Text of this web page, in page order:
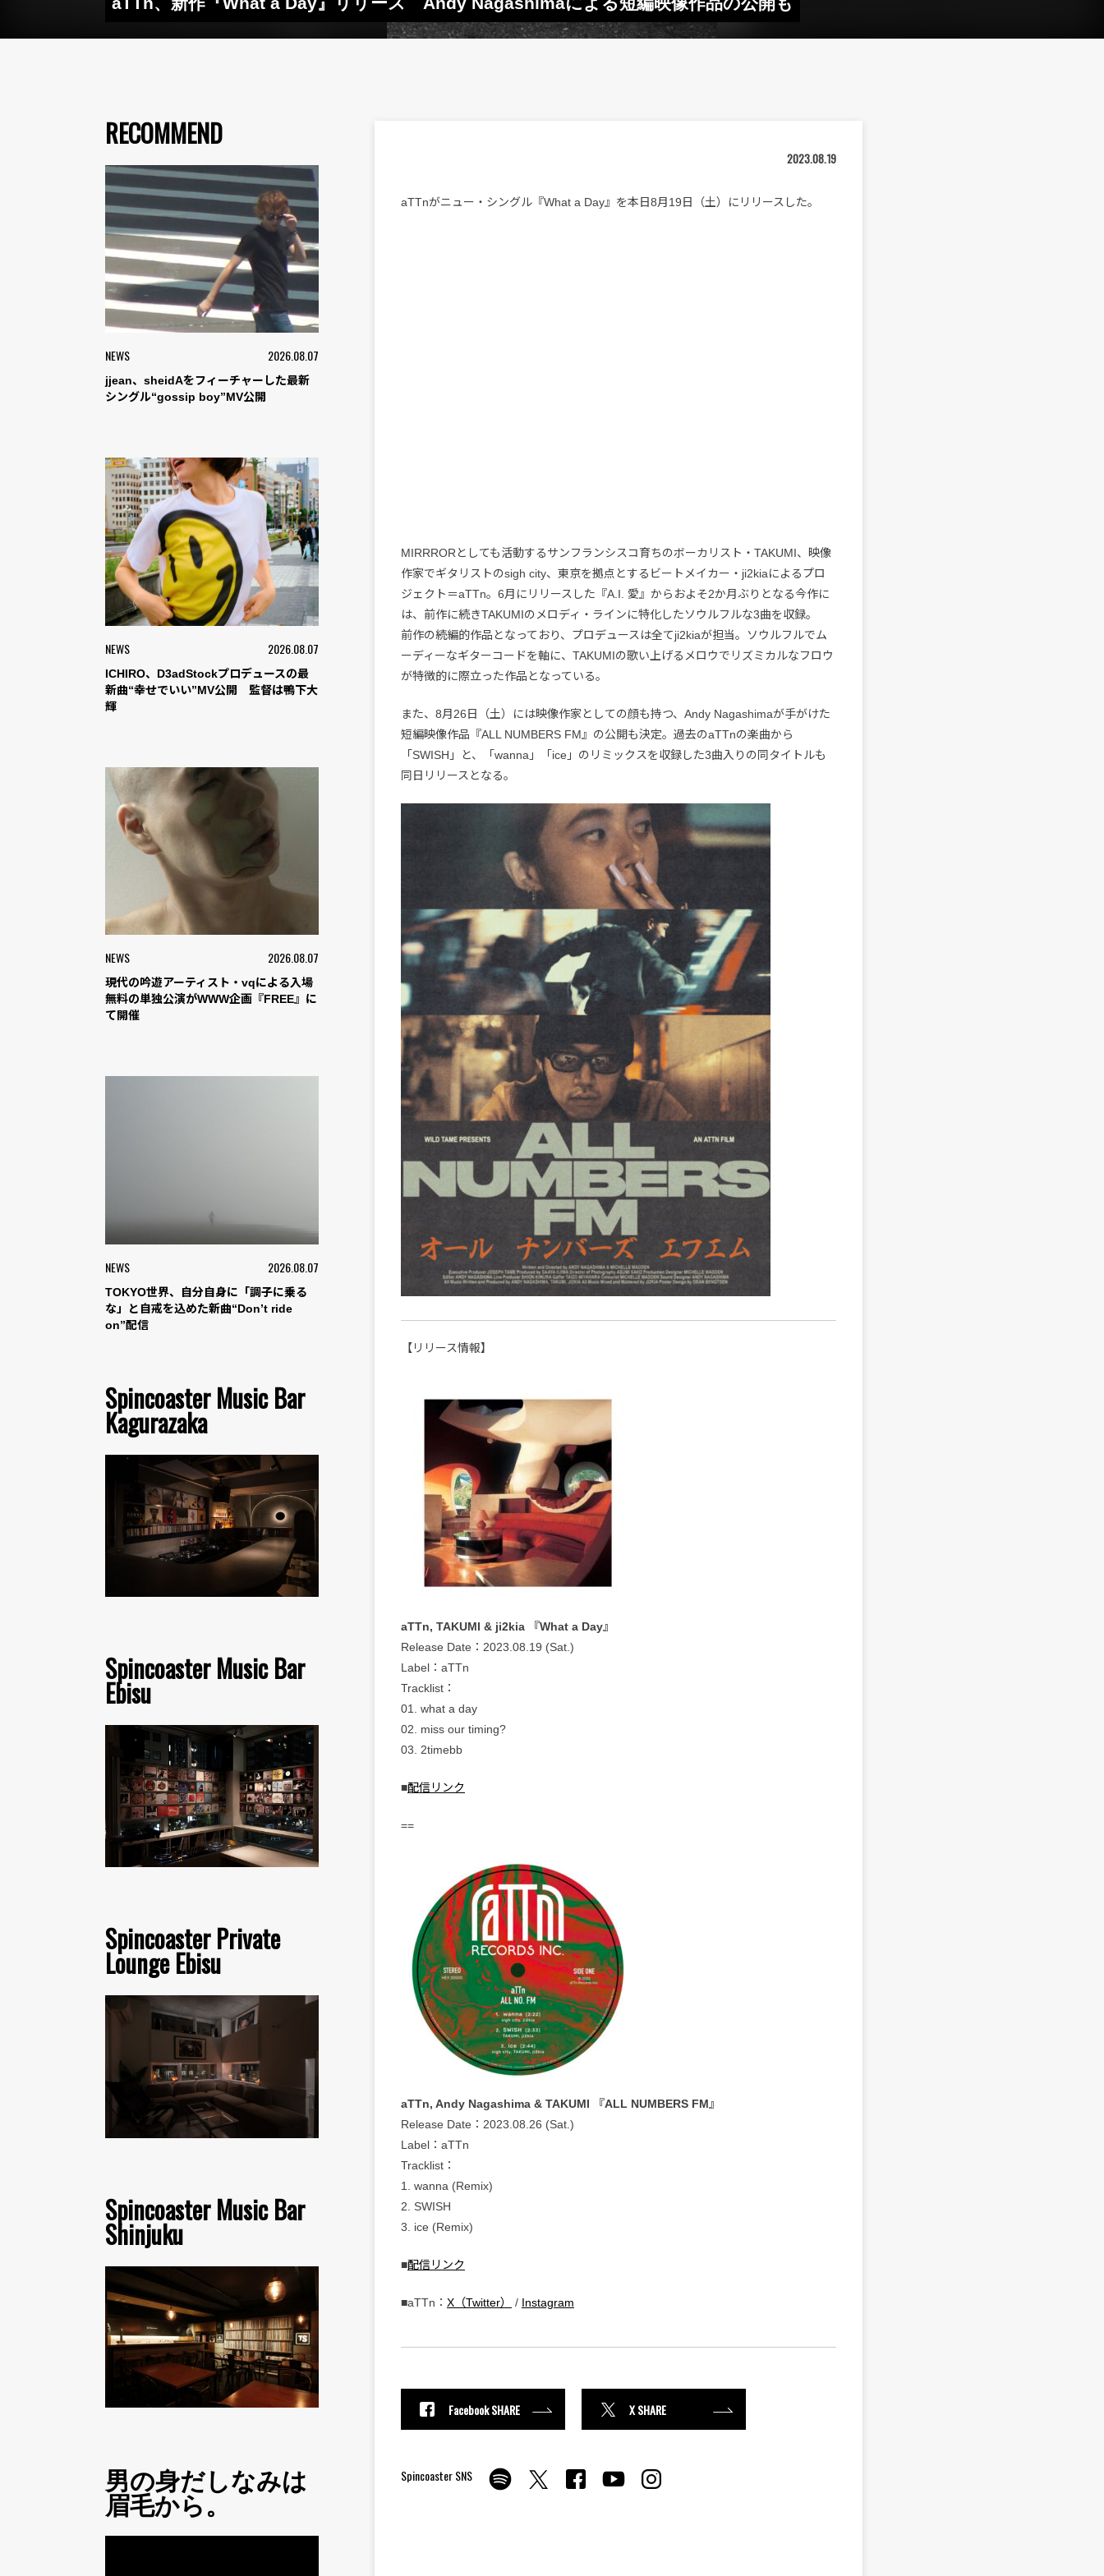
RECOMMEND
NEWS 2026.08.07
jjean、sheidAをフィーチャーした最新
シングル“gossip boy”MV公開
NEWS 2026.08.07
ICHIRO、D3adStockプロデュースの最
新曲“幸せでいい”MV公開 監督は鴨下大
輝
NEWS 2026.08.07
現代の吟遊アーティスト・vqによる入場
無料の単独公演がWWW企画『FREE』に
て開催
NEWS 2026.08.07
TOKYO世界、自分自身に「調子に乗る
な」と自戒を込めた新曲“Don’t ride
on”配信
Spincoaster Music Bar
Kagurazaka
Spincoaster Music Bar
Ebisu
Spincoaster Private
Lounge Ebisu
Spincoaster Music Bar
Shinjuku
男の身だしなみは
眉毛から。
2023.08.19
aTTnがニュー・シングル『What a Day』を本日8月19日（土）にリリースした。
MIRRRORとしても活動するサンフランシスコ育ちのボーカリスト・TAKUMI、映像
作家でギタリストのsigh city、東京を拠点とするビートメイカー・ji2kiaによるプロ
ジェクト＝aTTn。6月にリリースした『A.I. 愛』からおよそ2か月ぶりとなる今作に
は、前作に続きTAKUMIのメロディ・ラインに特化したソウルフルな3曲を収録。
前作の続編的作品となっており、プロデュースは全てji2kiaが担当。ソウルフルでム
ーディーなギターコードを軸に、TAKUMIの歌い上げるメロウでリズミカルなフロウ
が特徴的に際立った作品となっている。
また、8月26日（土）には映像作家としての顔も持つ、Andy Nagashimaが手がけた
短編映像作品『ALL NUMBERS FM』の公開も決定。過去のaTTnの楽曲から
「SWISH」と、「wanna」「ice」のリミックスを収録した3曲入りの同タイトルも
同日リリースとなる。
【リリース情報】
aTTn, TAKUMI & ji2kia 『What a Day』
Release Date：2023.08.19 (Sat.)
Label：aTTn
Tracklist：
01. what a day
02. miss our timing?
03. 2timebb
■配信リンク
==
aTTn, Andy Nagashima & TAKUMI 『ALL NUMBERS FM』
Release Date：2023.08.26 (Sat.)
Label：aTTn
Tracklist：
1. wanna (Remix)
2. SWISH
3. ice (Remix)
■配信リンク
■aTTn： X（Twitter） / Instagram
Facebook SHARE X SHARE
Spincoaster SNS